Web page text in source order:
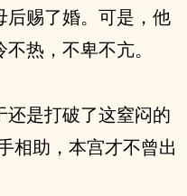
后赐了婚。可是，他
热，不卑不亢。
是打破了这窒闷的
相助，本宫才不曾出